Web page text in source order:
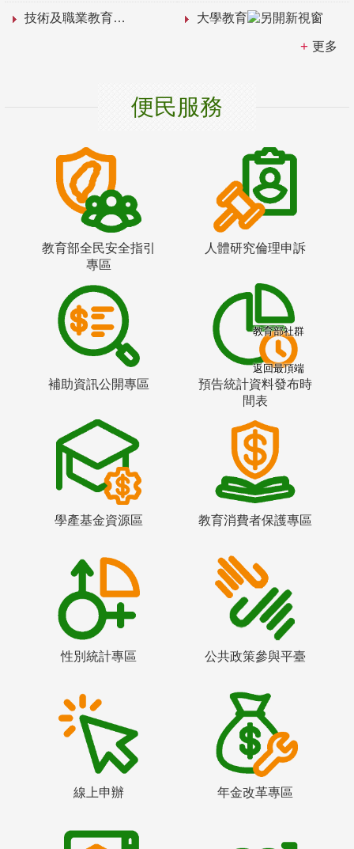
技術及職業教育 大學教育
更多
便民服務
教育部全民安全指引
專區
人體研究倫理申訴
補助資訊公開專區
預告統計資料發布時
間表
學產基金資源區 教育消費者保護專區
性別統計專區 公共政策參與平臺
線上申辦 年金改革專區
教育部社群
返回最頂端